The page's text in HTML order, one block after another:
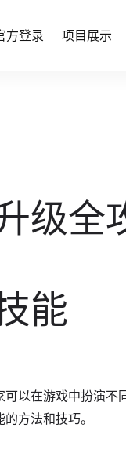
方登录 项目展示
级全
能
以在游戏中扮演
方法和技巧。